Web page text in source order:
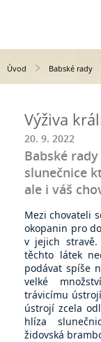
Úvod Babské rady
Výživa
20. 9. 2022
Babské
slunečnice
ale i váš
Mezi chovateli
okopanin pro
v jejich
těchto látek
podávat spíše
velké
trávicímu
ústrojí zcela
hlíza
židovská